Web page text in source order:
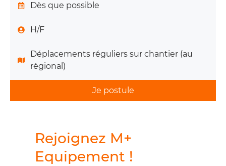
Dès que possible
H/F
Déplacements réguliers sur chantier (au
régional)
Je postule
Rejoignez M+
Equipement !